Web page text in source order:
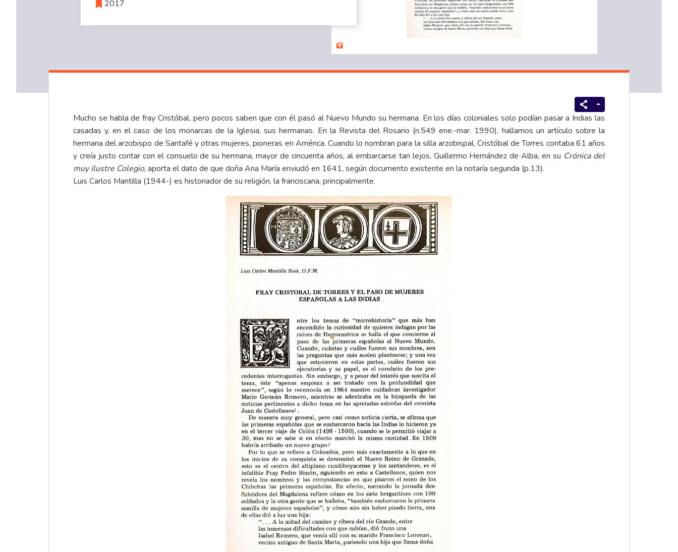
2017
Mucho se habla de fray Cristóbal, pero pocos saben que con él pasó al Nuevo Mundo su hermana. En los días coloniales solo podían pasar a Indias las
casadas y, en el caso de los monarcas de la Iglesia, sus hermanas. En la Revista del Rosario (n.549 ene.-mar. 1990), hallamos un artículo sobre la
hermana del arzobispo de Santafé y otras mujeres, pioneras en América. Cuando lo nombran para la silla arzobispal, Cristóbal de Torres contaba 61 años
y creía justo contar con el consuelo de su hermana, mayor de cincuenta años, al embarcarse tan lejos. Guillermo Hernández de Alba, en su Crónica del
muy ilustre Colegio, aporta el dato de que doña Ana María enviudó en 1641, según documento existente en la notaría segunda (p.13).
Luis Carlos Mantilla (1944-) es historiador de su religión, la franciscana, principalmente.